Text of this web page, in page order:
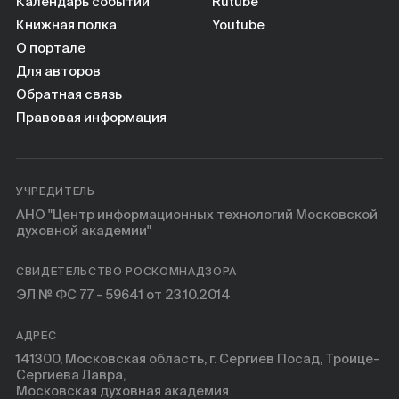
Книжная полка
О портале
Для авторов
Обратная связь
Правовая информация
Youtube
УЧРЕДИТЕЛЬ
АНО "Центр информационных технологий Московской
духовной академии"
СВИДЕТЕЛЬСТВО РОСКОМНАДЗОРА
ЭЛ № ФС 77 - 59641 от 23.10.2014
АДРЕС
141300, Московская область, г. Сергиев Посад, Троице-
Сергиева Лавра,
Московская духовная академия